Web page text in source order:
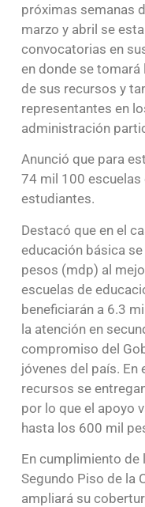
próximas semanas
marzo y abril se
convocatorias en
en donde se
de sus recursos y
representantes en
administración
Anunció que para
74 mil 100 escuelas
estudiantes.
Destacó que en el
educación básica
pesos (mdp) al
escuelas de
beneficiarán a 6.3
la atención en
compromiso del
jóvenes del país.
recursos se
por lo que el apoyo
hasta los 600 mil
En cumplimiento
Segundo Piso de la
ampliará su